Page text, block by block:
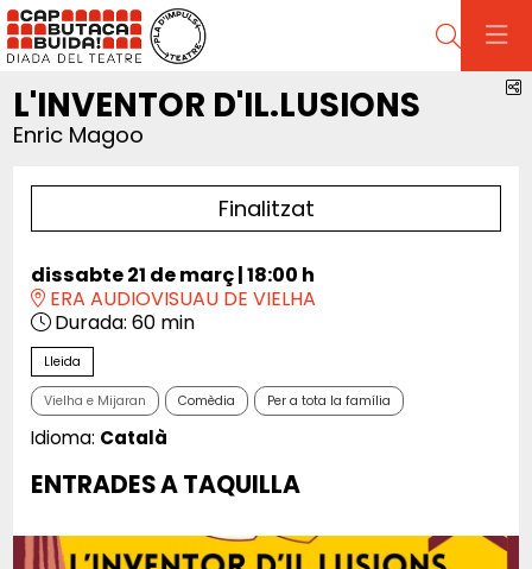
Cerca
L'INVENTOR D'IL.LUSIONS
Enric Magoo
Finalitzat
dissabte 21 de març|18:00 h
ERA AUDIOVISUAU DE VIELHA
Durada: 60 min
Lleida
Vielha e Mijaran Comèdia Per a tota la família
Idioma: Català
ENTRADES A TAQUILLA